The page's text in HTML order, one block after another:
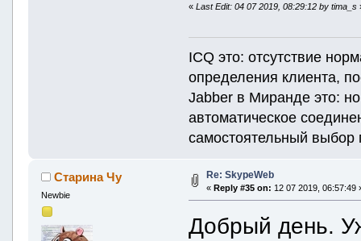
«Last Edit: 04 07 2019, 08:29:12 by tima_s
ICQ это: отсутствие
определения клиента,
Jabber в Миранде это:
автоматическое
самостоятельный
Старина Чу
Newbie
Re: SkypeWeb
« Reply #35 on: 12 07 2019, 06:57:49
Добрый день.